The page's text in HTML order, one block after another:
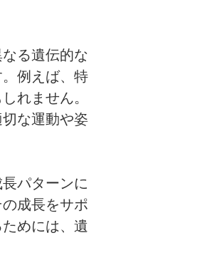
る遺伝的な
例えば、特
れません。
な運動や姿
パターンに
成長をサポ
めには、遺